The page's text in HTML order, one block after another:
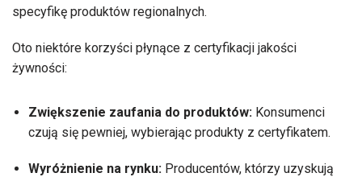
specyfikę produktów regionalnych.
Oto niektóre korzyści płynące z certyfikacji jakości
żywności:
Zwiększenie zaufania do produktów: Konsumenci
czują się pewniej, wybierając produkty z certyfikatem.
Wyróżnienie na rynku: Producentów, którzy uzyskują